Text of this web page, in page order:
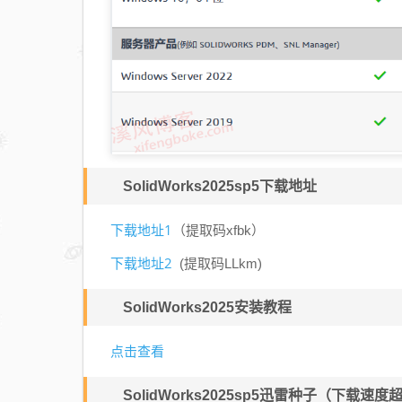
SolidWorks2025sp5下载地址
下载地址1 （提取码xfbk）
下载地址2 (提取码LLkm)
SolidWorks2025安装教程
点击查看
SolidWorks2025sp5迅雷种子（下载速度